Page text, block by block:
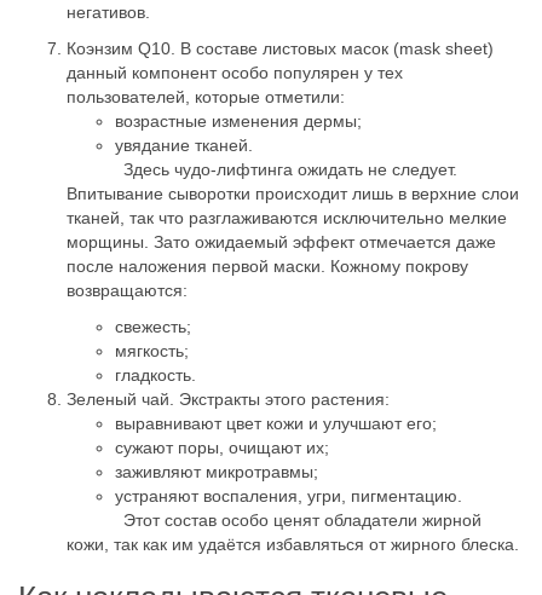
негативов.
Коэнзим Q10. В составе листовых масок (mask sheet)
данный компонент особо популярен у тех
пользователей, которые отметили:
возрастные изменения дермы;
увядание тканей.
Здесь чудо-лифтинга ожидать не следует.
Впитывание сыворотки происходит лишь в верхние слои
тканей, так что разглаживаются исключительно мелкие
морщины. Зато ожидаемый эффект отмечается даже
после наложения первой маски. Кожному покрову
возвращаются:
свежесть;
мягкость;
гладкость.
Зеленый чай. Экстракты этого растения:
выравнивают цвет кожи и улучшают его;
сужают поры, очищают их;
заживляют микротравмы;
устраняют воспаления, угри, пигментацию.
Этот состав особо ценят обладатели жирной
кожи, так как им удаётся избавляться от жирного блеска.